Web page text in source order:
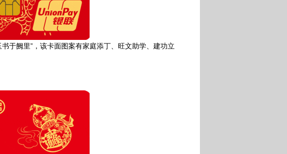
于阙里”，该卡面图案有家庭添丁、旺文助学、建功立